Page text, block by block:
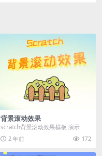
背景滚动效果
scratch背景滚动效果模板 演示
2 年前
172